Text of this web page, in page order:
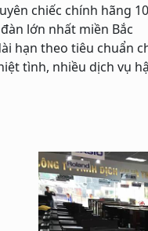
chiếc chính hãng
lớn nhất miền Bắc
hạn theo tiêu chuẩn
tình, nhiều dịch vụ